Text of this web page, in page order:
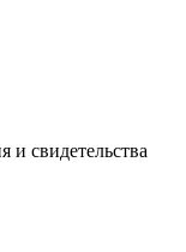
и свидетельства